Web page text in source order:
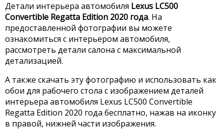
Детали интерьера автомобиля Lexus LC500
Convertible Regatta Edition 2020 года. На
предоставленной фотографии вы можете
ознакомиться с интерьером автомобиля,
рассмотреть детали салона с максимальной
детализацией.
А также скачать эту фотографию и использовать как
обои для рабочего стола с изображением деталей
интерьера автомобиля Lexus LC500 Convertible
Regatta Edition 2020 года бесплатно, нажав на иконку
в правой, нижней части изображения.